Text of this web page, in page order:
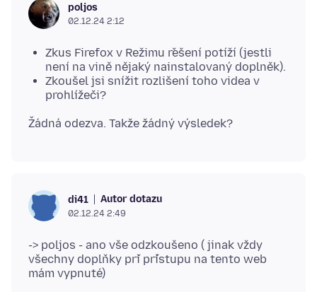
poljos
02.12.24 2:12
Zkus Firefox v Režimu řešení potíží (jestli
není na vině nějaký nainstalovaný doplněk).
Zkoušel jsi snížit rozlišení toho videa v
prohlížeči?
di41 Autor dotazu
02.12.24 2:49
-> poljos - ano vše odzkoušeno ( jinak vždy
všechny doplňky při přístupu na tento web